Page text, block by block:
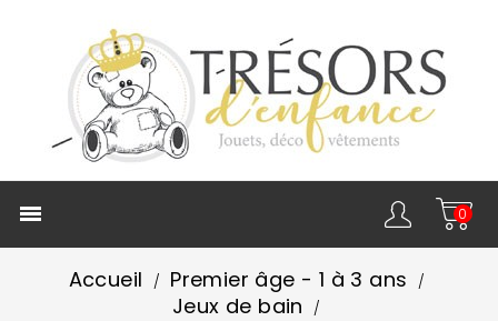
 0
Accueil
Premier âge - 1 à 3 ans
Jeux de bain